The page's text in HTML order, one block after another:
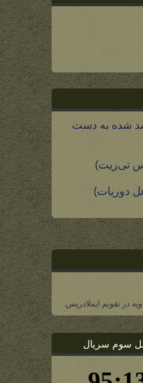
شده به دست
تی‌ریت)
دوریات)
در تقویم ایملادریس.
سوم سریال